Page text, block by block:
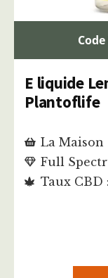
E liquide
Plantoflife
La Maison
Full
Taux CBD